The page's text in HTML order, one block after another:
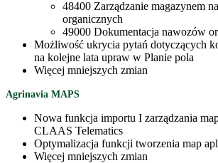
48400 Zarządzanie magazynem
organicznych
49000 Dokumentacja nawozów
Możliwość ukrycia pytań dotyczących
na kolejne lata upraw w Planie pola
Więcej mniejszych zmian
Agrinavia MAPS
Nowa funkcja importu I zarządzania
CLAAS Telematics
Optymalizacja funkcji tworzenia map
Więcej mniejszych zmian